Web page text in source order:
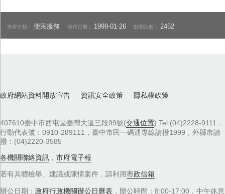
市府分類：便民服務 發布日期： 1999-01-26 點閱次數： 2452
政府網站資料開放宣告 資訊安全政策 隱私權政策
407610臺中市西屯區臺灣大道三段99號(交通位置) Tel:(04)2228-9111．
行動代表號：0910-289111，臺中市民一碼通專線請撥1999，外縣市請
撥：(04)2220-3585
各機關聯絡資訊 ， 市府電子報
若有具體檢舉、建議或陳情案件，請利用市政信箱
辦公日期： 政府行政機關辦公日曆表 ，辦公時間：8:00-17:00，中午休息